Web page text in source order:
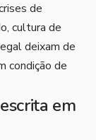
de
cultura de
deixam de
condição de
em